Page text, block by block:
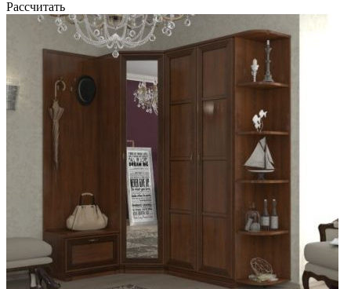
Рассчитать